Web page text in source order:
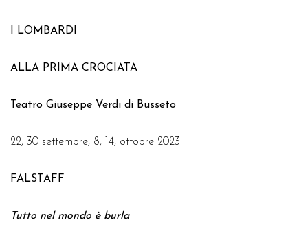
I LOMBARDI
ALLA PRIMA CROCIATA
Teatro Giuseppe Verdi di Busseto
22, 30 settembre, 8, 14, ottobre 2023
FALSTAFF
Tutto nel mondo è burla